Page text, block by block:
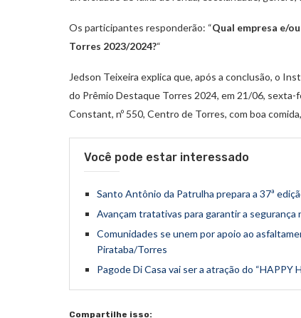
Os participantes responderão: “Qual empresa e/
Torres 2023/2024?“
Jedson Teixeira explica que, após a conclusão, o
do Prêmio Destaque Torres 2024, em 21/06, sexta-
Constant, nº 550, Centro de Torres, com boa
Você pode estar interessado
Santo Antônio da Patrulha prepara a 37ª
Avançam tratativas para garantir a segurança
Comunidades se unem por apoio ao
Pirataba/Torres
Pagode Di Casa vai ser a atração do
Compartilhe isso: